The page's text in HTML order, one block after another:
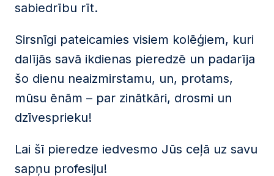
sabiedrību rīt.
Sirsnīgi pateicamies visiem kolēģiem, kuri
dalījās savā ikdienas pieredzē un padarīja
šo dienu neaizmirstamu, un, protams,
mūsu ēnām – par zinātkāri, drosmi un
dzīvesprieku!
Lai šī pieredze iedvesmo Jūs ceļā uz savu
sapņu profesiju!